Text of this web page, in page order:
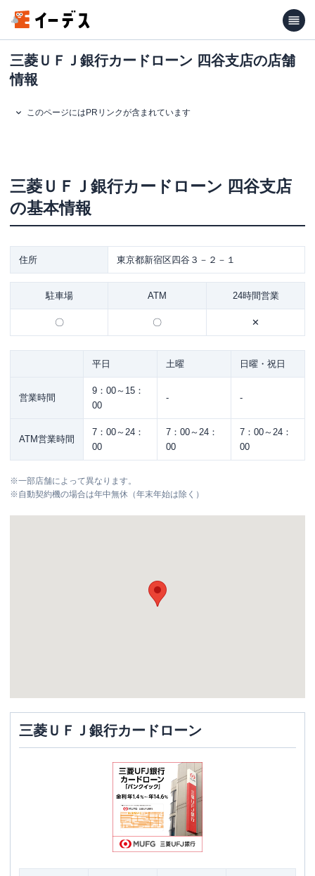
三菱ＵＦＪ銀行カードローン 四谷支店の店舗
情報
このページにはPRリンクが含まれています
三菱ＵＦＪ銀行カードローン 四谷支店
の基本情報
住所 東京都新宿区四谷３－２－１
駐車場 ATM 24時間営業
〇 〇 ✕
平日 土曜 日曜・祝日
営業時間
9：00～15：
00
- -
ATM営業時間
7：00～24：
00
7：00～24：
00
7：00～24：
00
※一部店舗によって異なります。
※自動契約機の場合は年中無休（年末年始は除く）
三菱ＵＦＪ銀行カードローン